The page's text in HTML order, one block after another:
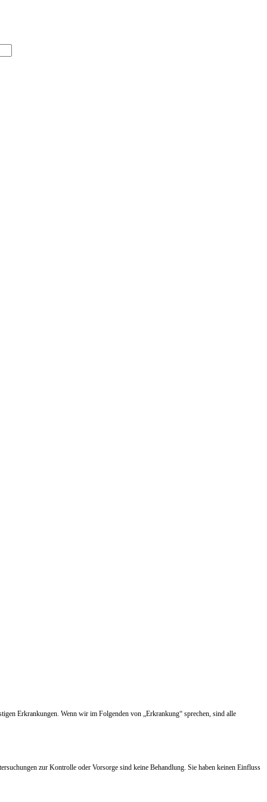
Erkrankungen. Wenn wir im Folgenden von „Erkrankung“ sprechen, sind alle
zur Kontrolle oder Vorsorge sind keine Behandlung. Sie haben keinen Einfluss